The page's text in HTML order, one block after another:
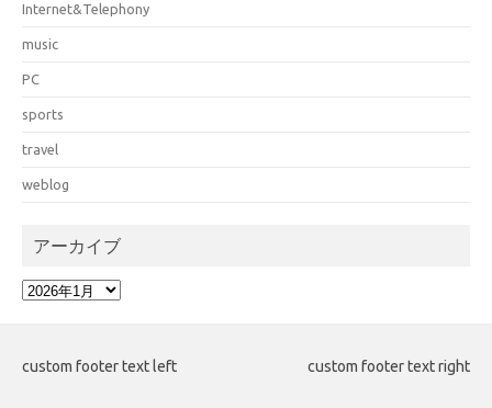
Internet&Telephony
music
PC
sports
travel
weblog
アーカイブ
ア
ブ
custom footer text left custom footer text right